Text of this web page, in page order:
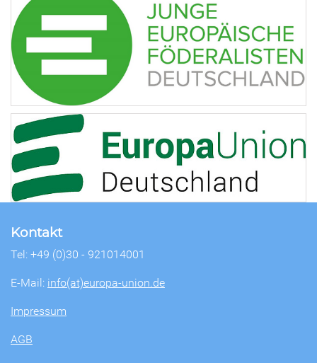
Kontakt
Tel: +49 (0)30 - 921014001
E-Mail: info(at)europa-union.de
Impressum
AGB